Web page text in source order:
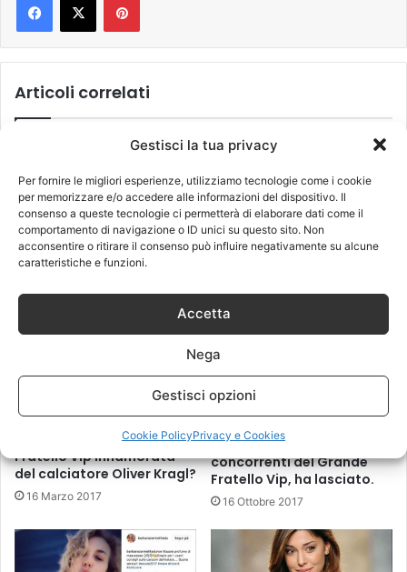
Gestisci la tua privacy
Per fornire le migliori esperienze, utilizziamo tecnologie come i cookie
per memorizzare e/o accedere alle informazioni del dispositivo. Il
consenso a queste tecnologie ci permetterà di elaborare dati come il
comportamento di navigazione o ID unici su questo sito. Non
acconsentire o ritirare il consenso può influire negativamente su alcune
caratteristiche e funzioni.
Accetta
Nega
Gestisci opzioni
Cookie PolicyPrivacy e Cookies
Articoli correlati
Ignazio Moser e la foto di
4 Novembre 2017
Aida e Jeremias: tira e
8 Novembre 2017
Alessia Macari del Grande
Fratello Vip innamorata
del calciatore Oliver Kragl?
16 Marzo 2017
Daniele Bossari uno dei
concorrenti del Grande
Fratello Vip, ha lasciato.
16 Ottobre 2017